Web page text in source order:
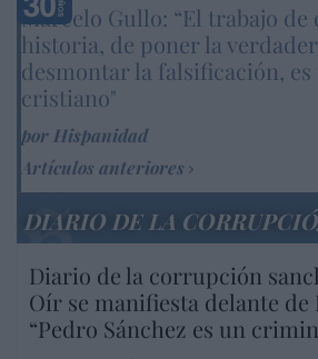
Marcelo Gullo: “El trabajo
historia, de poner la
desmontar la falsificación,
cristiano"
por Hispanidad
Artículos anteriores
DIARIO DE LA
Diario de la corrupción
Oír se manifiesta delante de
“Pedro Sánchez es un